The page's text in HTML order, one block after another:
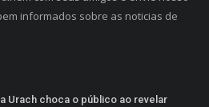
informados sobre as noticias de
Urach choca o público ao revelar